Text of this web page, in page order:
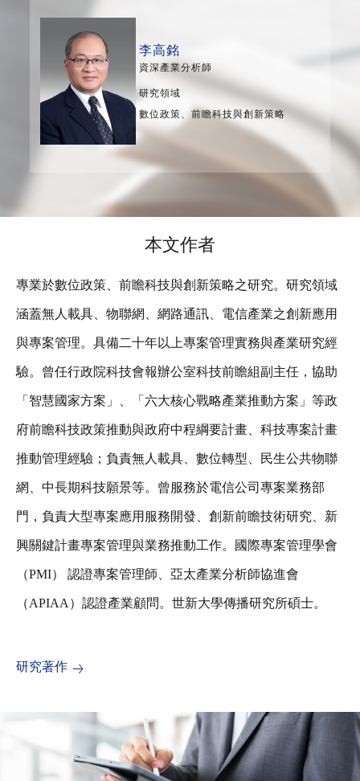
李高銘
資深產業分析師
研究領域
數位政策、前瞻科技與創新策略
本文作者
專業於數位政策、前瞻科技與創新策略之研究。研究領域
涵蓋無人載具、物聯網、網路通訊、電信產業之創新應用
與專案管理。具備二十年以上專案管理實務與產業研究經
驗。曾任行政院科技會報辦公室科技前瞻組副主任，協助
「智慧國家方案」、「六大核心戰略產業推動方案」等政
府前瞻科技政策推動與政府中程綱要計畫、科技專案計畫
推動管理經驗；負責無人載具、數位轉型、民生公共物聯
網、中長期科技願景等。曾服務於電信公司專案業務部
門，負責大型專案應用服務開發、創新前瞻技術研究、新
興關鍵計畫專案管理與業務推動工作。國際專案管理學會
（PMI） 認證專案管理師、亞太產業分析師協進會
（APIAA）認證產業顧問。世新大學傳播研究所碩士。
研究著作